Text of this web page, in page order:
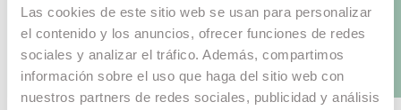
Las cookies de este sitio web se usan para personalizar
el contenido y los anuncios, ofrecer funciones de redes
sociales y analizar el tráfico. Además, compartimos
información sobre el uso que haga del sitio web con
nuestros partners de redes sociales, publicidad y análisis